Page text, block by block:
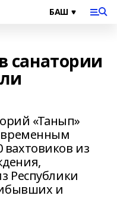
санатории
«Танып»
временным
из
Республики
и